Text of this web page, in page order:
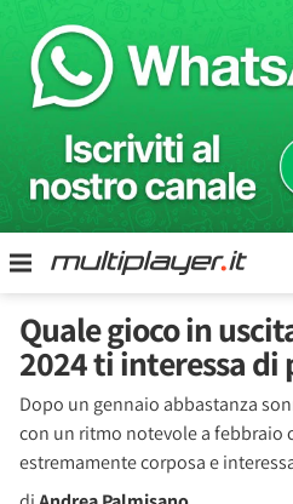
Quale gioco in
2024 ti interessa di
Dopo un gennaio abbastanza
con un ritmo notevole a febbraio
estremamente corposa e